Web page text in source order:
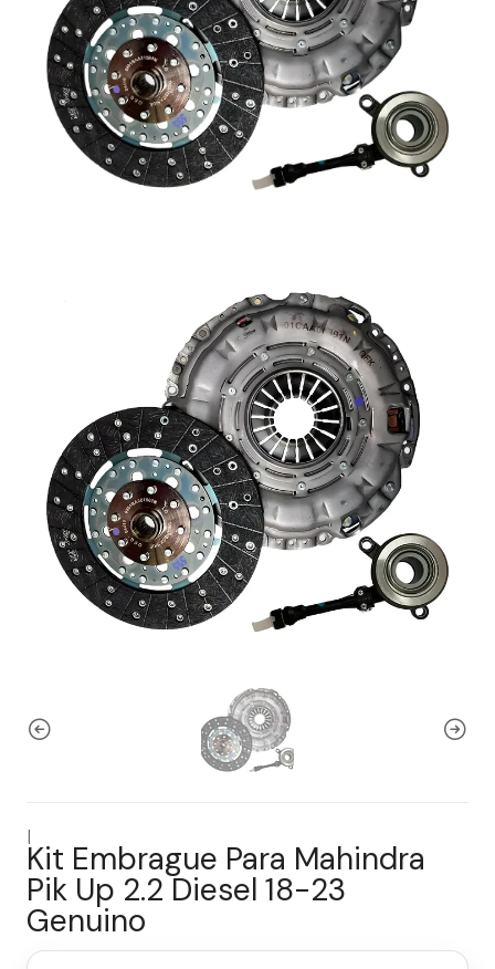
|
Kit Embrague Para Mahindra
Pik Up 2.2 Diesel 18-23
Genuino